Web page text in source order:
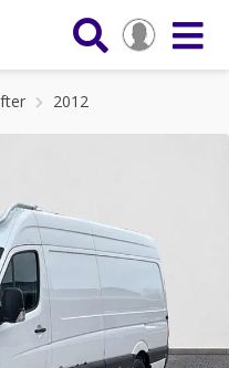
2012